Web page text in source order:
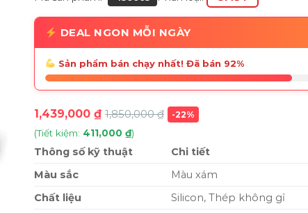
DEAL NGON MỖI NGÀY
Sản phẩm bán chạy nhất! Đã bán 92%
1,439,000 ₫ 1,850,000₫ -22%
(Tiết kiệm: 411,000 ₫)
Thông số kỹ thuật
Chi tiết
Màu sắc
Màu xám
Chất liệu
Silicon, Thép không gỉ